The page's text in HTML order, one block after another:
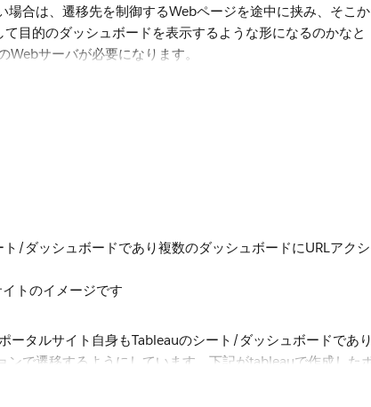
場合は、遷移先を制御するWebページを途中に挟み、そこか
目的のダッシュボードを表示するような形になるのかなと
サーバが必要になります。
/ダッシュボードであり複数のダッシュボードにURLアクシ
トのイメージです